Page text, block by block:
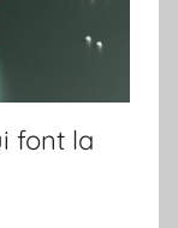
font la